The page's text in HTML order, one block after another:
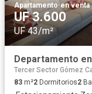
Apartamento·en venta
UF 3.600
UF 43/m²
Departamento
Tercer Sector Gómez
83 m²2 Dormitorios2